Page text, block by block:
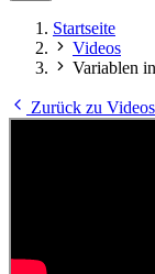
Startseite
Videos
Variablen
Zurück zu Videos